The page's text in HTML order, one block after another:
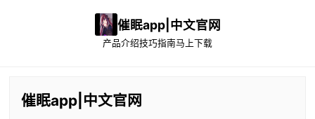
催眠app|中文官网
产品介绍技巧指南马上下载
催眠app|中文官网